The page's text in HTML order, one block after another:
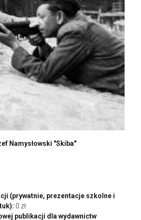
Namysłowski "Skiba"
(prywatnie, prezentacje szkolne i
0 zł
publikacji dla wydawnictw